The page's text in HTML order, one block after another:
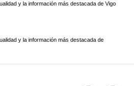
y la información más destacada de Vigo
y la información más destacada de